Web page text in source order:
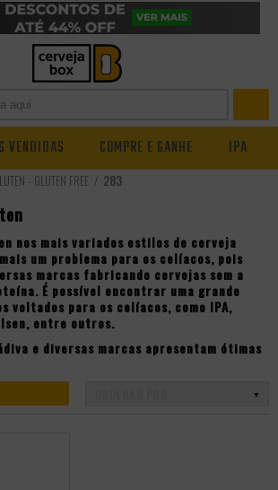
VENDIDAS COMPRE E GANHE IPA
- GLUTEN FREE 283
nos mais variados estilos de cerveja
um problema para os celíacos, pois
marcas fabricando cervejas sem a
É possível encontrar uma grande
voltados para os celíacos, como IPA,
, entre outros.
e diversas marcas apresentam ótimas